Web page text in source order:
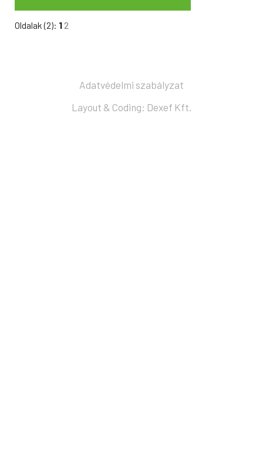
Oldalak (2): 1 2
Adatvédelmi szabályzat
Layout & Coding: Dexef Kft.